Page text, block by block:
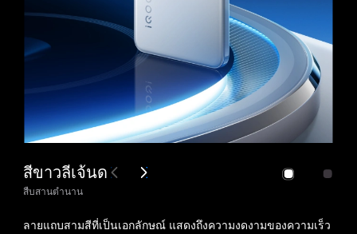
สีขาวลีเจ้นด
สืบสานตำนาน
ลายแถบสามสีที่เป็นเอกลักษณ์ แสดงถึงความงดงามของความเร็ว